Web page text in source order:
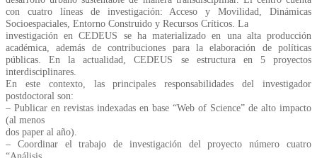
con cuatro líneas de investigación: Acceso y Movilidad, Dinámicas
Socioespaciales, Entorno Construido y Recursos Críticos. La
investigación en CEDEUS se ha materializado en una alta producción
académica, además de contribuciones para la elaboración de políticas
públicas. En la actualidad, CEDEUS se estructura en 5 proyectos
interdisciplinares.
En este contexto, las principales responsabilidades del investigador
postdoctoral son:
– Publicar en revistas indexadas en base “Web of Science” de alto impacto
(al menos
dos paper al año).
– Coordinar el trabajo de investigación del proyecto número cuatro
“Análisis